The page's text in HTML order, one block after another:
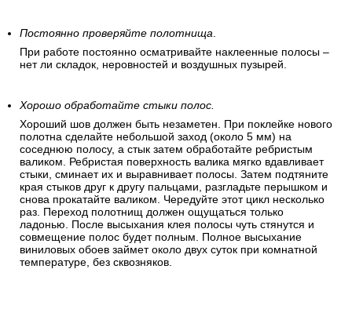
Постоянно проверяйте полотнища.
При работе постоянно осматривайте наклеенные полосы –
нет ли складок, неровностей и воздушных пузырей.
Хорошо обработайте стыки полос.
Хороший шов должен быть незаметен. При поклейке нового
полотна сделайте небольшой заход (около 5 мм) на
соседнюю полосу, а стык затем обработайте ребристым
валиком. Ребристая поверхность валика мягко вдавливает
стыки, сминает их и выравнивает полосы. Затем подтяните
края стыков друг к другу пальцами, разгладьте перышком и
снова прокатайте валиком. Чередуйте этот цикл несколько
раз. Переход полотнищ должен ощущаться только
ладонью. После высыхания клея полосы чуть стянутся и
совмещение полос будет полным. Полное высыхание
виниловых обоев займет около двух суток при комнатной
температуре, без сквозняков.